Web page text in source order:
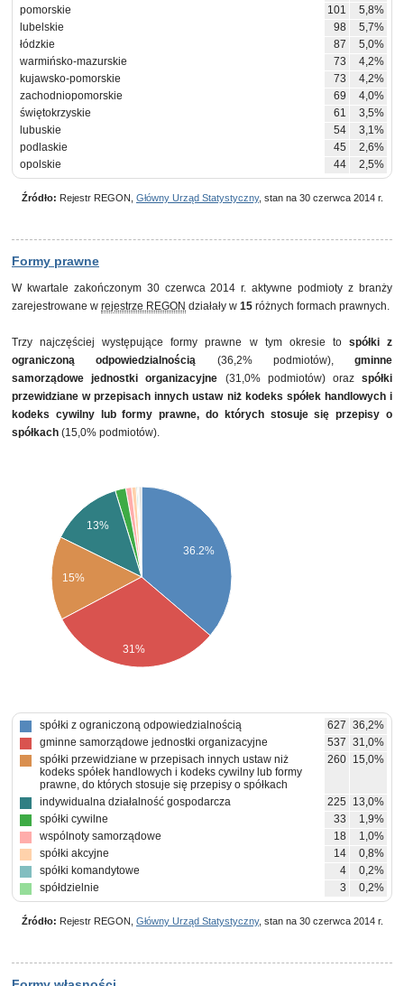
pomorskie
101
5,8%
lubelskie
98
5,7%
łódzkie
87
5,0%
warmińsko-mazurskie
73
4,2%
kujawsko-pomorskie
73
4,2%
zachodniopomorskie
69
4,0%
świętokrzyskie
61
3,5%
lubuskie
54
3,1%
podlaskie
45
2,6%
opolskie
44 2,5%
Źródło: Rejestr REGON, Główny Urząd Statystyczny, stan na 30 czerwca 2014 r.
Formy prawne
W kwartale zakończonym 30 czerwca 2014 r. aktywne podmioty z branży
zarejestrowane w rejestrze REGON działały w 15 różnych formach prawnych.
Trzy najczęściej występujące formy prawne w tym okresie to spółki z
ograniczoną odpowiedzialnością (36,2% podmiotów), gminne
samorządowe jednostki organizacyjne (31,0% podmiotów) orazspółki
przewidziane w przepisach innych ustaw niż kodeks spółek handlowych i
kodeks cywilny lub formy prawne, do których stosuje się przepisy o
spółkach (15,0% podmiotów).
36.2%
13%
15%
31%
spółki z ograniczoną odpowiedzialnością 627 36,2%
gminne samorządowe jednostki organizacyjne
537 31,0%
spółki przewidziane w przepisach innych ustaw niż
kodeks spółek handlowych i kodeks cywilny lub formy
prawne, do których stosuje się przepisy o spółkach
260 15,0%
indywidualna działalność gospodarcza 225
13,0%
spółki cywilne
33
1,9%
wspólnoty samorządowe
18
1,0%
spółki akcyjne
14
0,8%
spółki komandytowe
4
0,2%
spółdzielnie
3
0,2%
powiatowe samorządowe jednostki organizacyjne
2
0,1%
pozostałe
8 0,5%
Źródło: Rejestr REGON, Główny Urząd Statystyczny, stan na 30 czerwca 2014 r.